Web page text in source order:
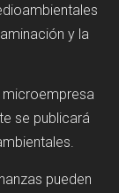
y la
se publicará
pueden